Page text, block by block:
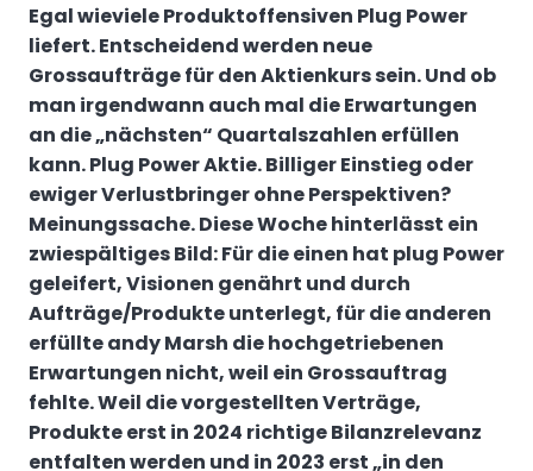
Egal wieviele Produktoffensiven Plug Power
liefert. Entscheidend werden neue
Grossaufträge für den Aktienkurs sein. Und ob
man irgendwann auch mal die Erwartungen
an die „nächsten“ Quartalszahlen erfüllen
kann. Plug Power Aktie. Billiger Einstieg oder
ewiger Verlustbringer ohne Perspektiven?
Meinungssache. Diese Woche hinterlässt ein
zwiespältiges Bild: Für die einen hat plug Power
geleifert, Visionen genährt und durch
Aufträge/Produkte unterlegt, für die anderen
erfüllte andy Marsh die hochgetriebenen
Erwartungen nicht, weil ein Grossauftrag
fehlte. Weil die vorgestellten Verträge,
Produkte erst in 2024 richtige Bilanzrelevanz
entfalten werden und in 2023 erst „in den